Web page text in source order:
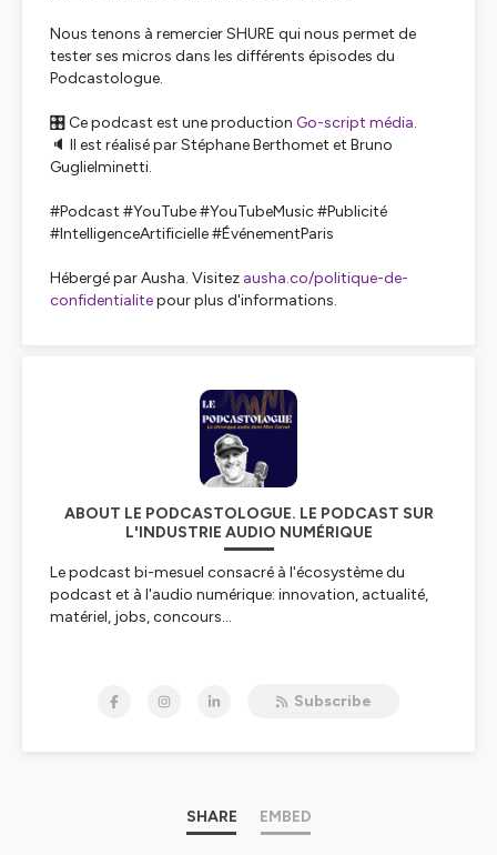
Nous tenons à remercier SHURE qui nous permet de
tester ses micros dans les différents épisodes du
Podcastologue.
🎛️ Ce podcast est une production Go-script média.
🔈 Il est réalisé par Stéphane Berthomet et Bruno
Guglielminetti.
#Podcast #YouTube #YouTubeMusic #Publicité
#IntelligenceArtificielle #ÉvénementParis
Hébergé par Ausha. Visitez ausha.co/politique-de-
confidentialitepour plus d'informations.
ABOUT LE PODCASTOLOGUE. LE PODCAST SUR
L'INDUSTRIE AUDIO NUMÉRIQUE
Le podcast bi-mesuel consacré à l'écosystème du
podcast et à l'audio numérique: innovation, actualité,
matériel, jobs, concours...
sujets (infos, matériel, techno...)
podcast, Stéphane Berthomet, Bruno Guglielminetti et
Philippe Chapot, ce rendez-vous bi-mensuel vous
Subscribe
SHARE EMBED